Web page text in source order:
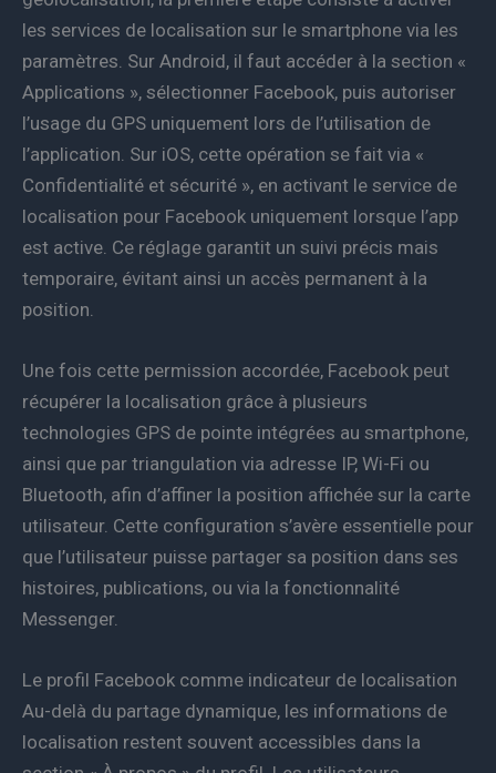
les services de localisation sur le smartphone via les
paramètres. Sur Android, il faut accéder à la section «
Applications », sélectionner Facebook, puis autoriser
l’usage du GPS uniquement lors de l’utilisation de
l’application. Sur iOS, cette opération se fait via «
Confidentialité et sécurité », en activant le service de
localisation pour Facebook uniquement lorsque l’app
est active. Ce réglage garantit un suivi précis mais
temporaire, évitant ainsi un accès permanent à la
position.
Une fois cette permission accordée, Facebook peut
récupérer la localisation grâce à plusieurs
technologies GPS de pointe intégrées au smartphone,
ainsi que par triangulation via adresse IP, Wi-Fi ou
Bluetooth, afin d’affiner la position affichée sur la carte
utilisateur. Cette configuration s’avère essentielle pour
que l’utilisateur puisse partager sa position dans ses
histoires, publications, ou via la fonctionnalité
Messenger.
Le profil Facebook comme indicateur de localisation
Au-delà du partage dynamique, les informations de
localisation restent souvent accessibles dans la